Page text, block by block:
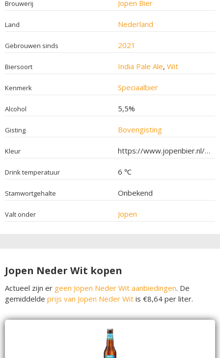
Brouwerij Jopen Bier
Land Nederland
Gebrouwen sinds 2021
Biersoort India Pale Ale, Wit
Kenmerk Speciaalbier
Alcohol 5,5%
Gisting Bovengisting
Kleur https://www.jopenbier.nl/product/neder-wit/
Drink temperatuur 6 ℃
Stamwortgehalte Onbekend
Valt onder Jopen
Jopen Neder Wit kopen
Actueel zijn er geen Jopen Neder Wit aanbiedingen. De
gemiddelde prijs van Jopen Neder Wit is €8,64 per liter.